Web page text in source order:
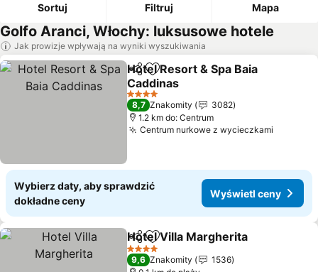
Sortuj Filtruj Mapa
Golfo Aranci, Włochy: luksusowe hotele
Jak prowizje wpływają na wyniki wyszukiwania
Udostępnij
Dodaj do ulubionych
Hotel Resort & Spa Baia
Caddinas
Wyświetl ceny
4 Kategoria
8,7 Znakomity
3082
1.2 km do: Centrum
Centrum nurkowe z wycieczkami
Wybierz daty, aby sprawdzić
dokładne ceny
Wyświetl ceny
Udostępnij
Dodaj do ulubionych
Hotel Villa Margherita
4 Kategoria
9,6 Znakomity
1536